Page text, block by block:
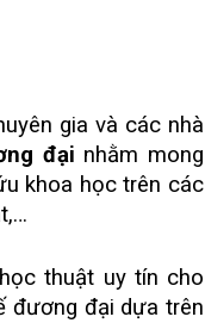
gia và các nhà
đại nhằm mong
khoa học trên các
thuật uy tín cho
đương đại dựa trên